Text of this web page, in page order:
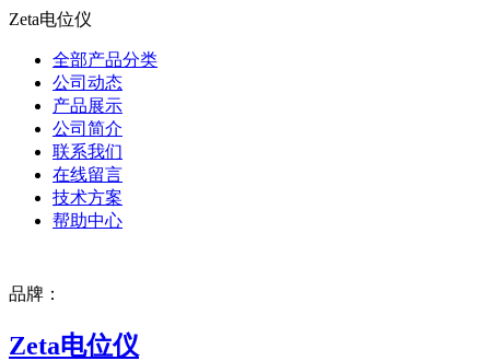
Zeta电位仪
全部产品分类
公司动态
产品展示
公司简介
联系我们
在线留言
技术方案
帮助中心
品牌：
Zeta电位仪